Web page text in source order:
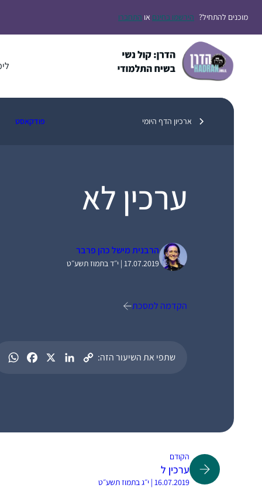
לתוכןמוכנים להתחיל? הירשמו בחינם או התחברו
ארכיון הדף היומי פודקאסט
ערכין לא
הרבנית מישל כהן פרבר
17.07.2019 | י״ד בתמוז תשע״ט
הקדמה למסכת
שתפי את השיעור הזה:
הקודם
ערכין ל
16.07.2019 | י״ג בתמוז תשע״ט